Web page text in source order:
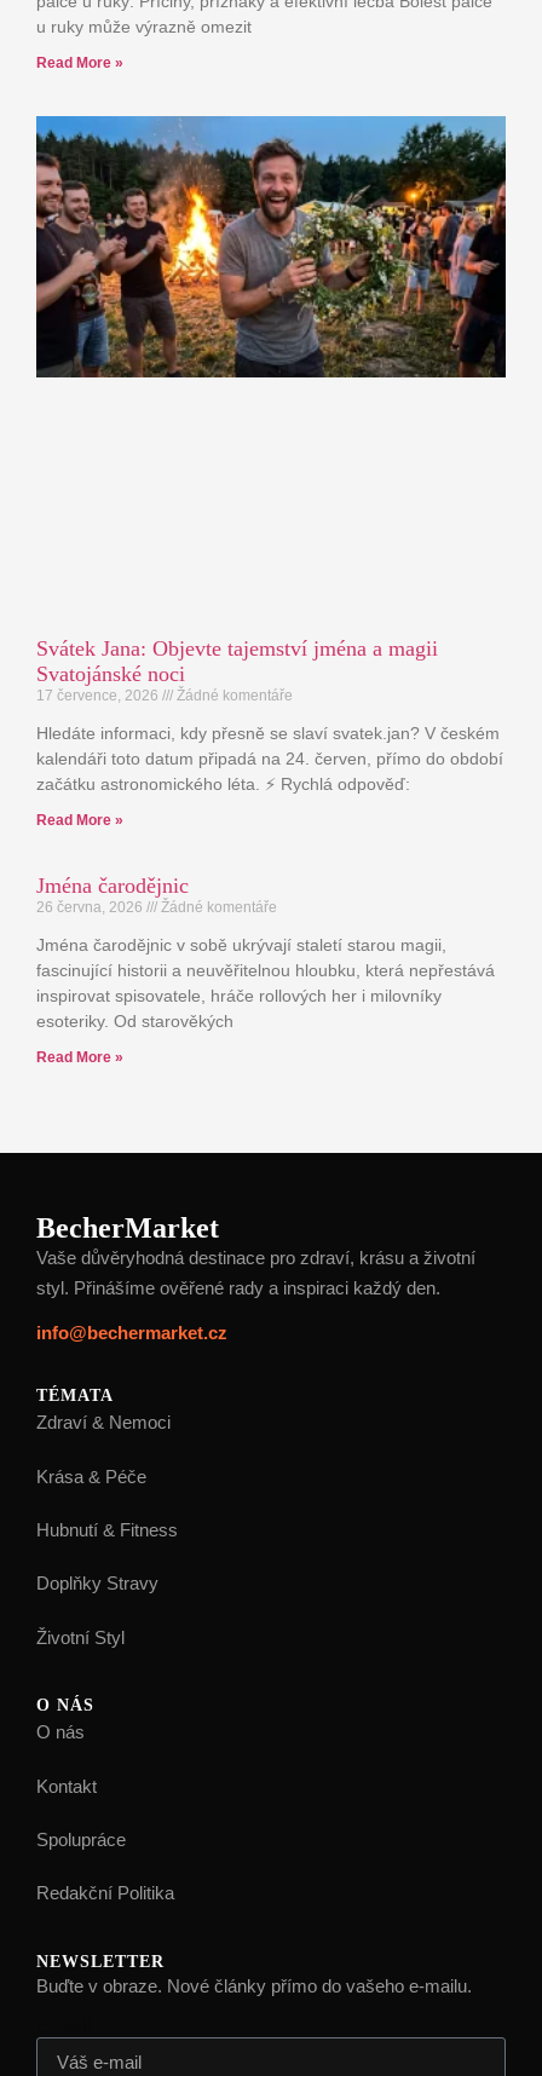
u ruky může výrazně omezit
Read More »
Svátek Jana: Objevte tajemství jména a magii
Svatojánské noci
17 července, 2026 Žádné komentáře
Hledáte informaci, kdy přesně se slaví svatek.jan? V českém
kalendáři toto datum připadá na 24. červen, přímo do období
začátku astronomického léta. ⚡ Rychlá odpověď:
Read More »
Jména čarodějnic
26 června, 2026 Žádné komentáře
Jména čarodějnic v sobě ukrývají staletí starou magii,
fascinující historii a neuvěřitelnou hloubku, která nepřestává
inspirovat spisovatele, hráče rollových her i milovníky
esoteriky. Od starověkých
Read More »
BecherMarket
Vaše důvěryhodná destinace pro zdraví, krásu a životní
styl. Přinášíme ověřené rady a inspiraci každý den.
info@bechermarket.cz
TÉMATA
Zdraví & Nemoci
Krása & Péče
Hubnutí & Fitness
Doplňky Stravy
Životní Styl
O NÁS
O nás
Kontakt
Spolupráce
Redakční Politika
NEWSLETTER
Buďte v obraze. Nové články přímo do vašeho e-mailu.